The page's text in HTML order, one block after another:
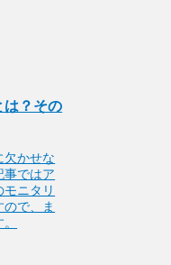
は？その
欠かせな
事ではア
ニタリ
で、ま